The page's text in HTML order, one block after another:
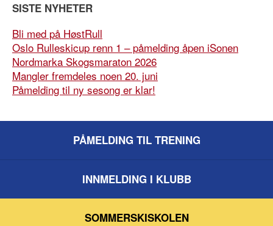
SISTE NYHETER
Bli med på HøstRull
Oslo Rulleskicup renn 1 – påmelding åpen iSonen
Nordmarka Skogsmaraton 2026
Mangler fremdeles noen 20. juni
Påmelding til ny sesong er klar!
PÅMELDING TIL TRENING
INNMELDING I KLUBB
SOMMERSKISKOLEN